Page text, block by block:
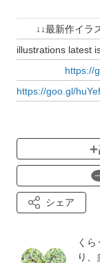
↓↓最新作イラ
illustrations latest
https://
https://goo.gl/
職人」の素材
フィールをもっと
が表示されます。
また、絞り込み検
と入力する方法も
嬉しいです。
シェア
く
り